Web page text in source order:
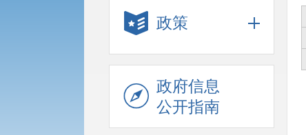
政策
政府信息
公开指南